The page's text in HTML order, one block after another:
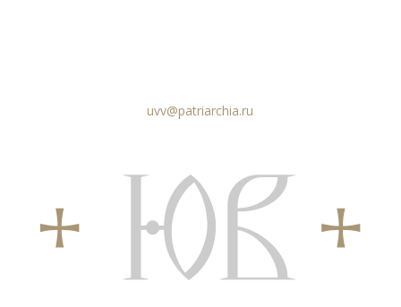
uvv@patriarchia.ru